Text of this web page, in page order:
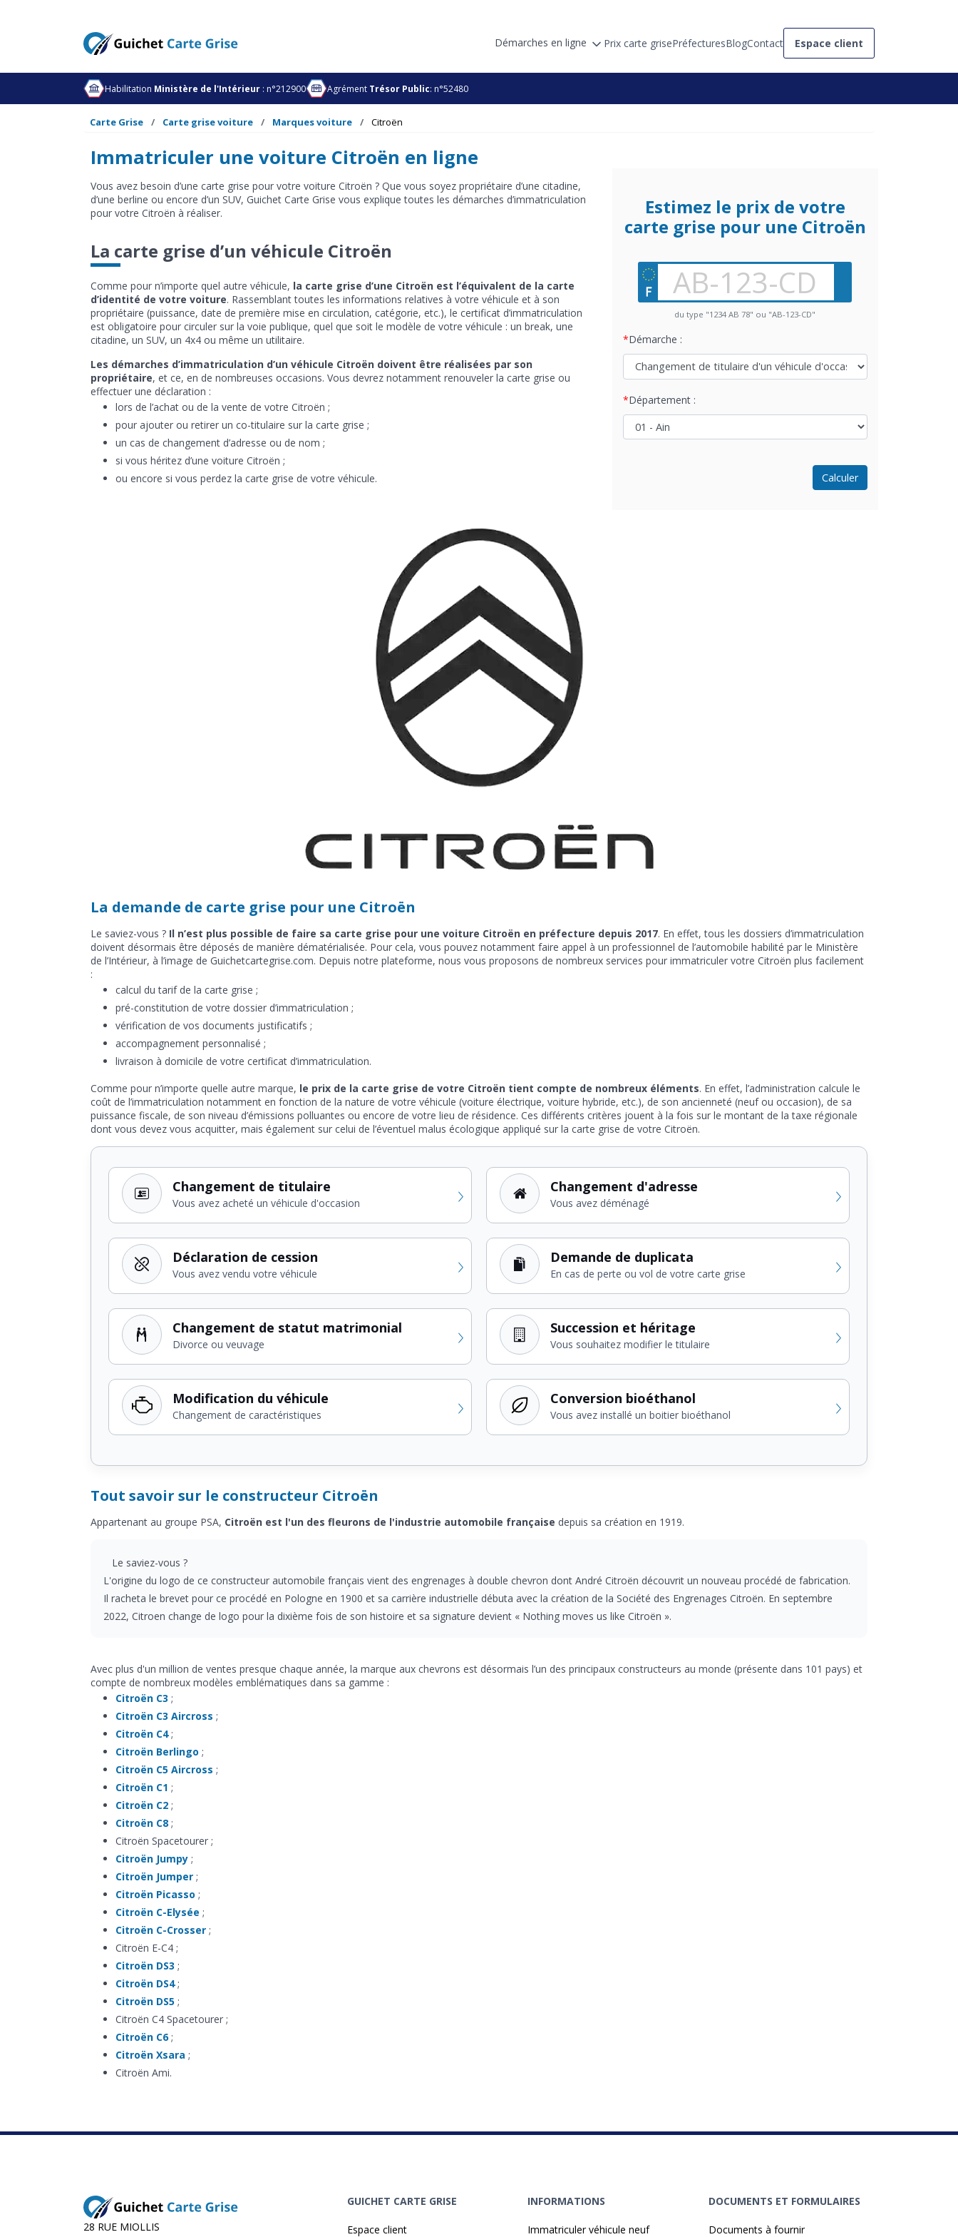
Démarches en ligne Prix carte grisePréfecturesBlogContact Espace client
Habilitation Ministère de l'Intérieur : n°212900 Agrément Trésor Public: n°52480
Carte Grise Carte grise voiture Marques voiture Citroën
Immatriculer une voiture Citroën en ligne
Vous avez besoin d’une carte grise pour votre voiture Citroën ? Que vous soyez propriétaire d’une citadine,
d’une berline ou encore d’un SUV, Guichet Carte Grise vous explique toutes les démarches d’immatriculation
pour votre Citroën à réaliser.
La carte grise d’un véhicule Citroën
Comme pour n’importe quel autre véhicule, la carte grise d’une Citroën est l’équivalent de la carte
d’identité de votre voiture. Rassemblant toutes les informations relatives à votre véhicule et à son
propriétaire (puissance, date de première mise en circulation, catégorie, etc.), le certificat d’immatriculation
est obligatoire pour circuler sur la voie publique, quel que soit le modèle de votre véhicule : un break, une
citadine, un SUV, un 4x4 ou même un utilitaire.
Les démarches d’immatriculation d’un véhicule Citroën doivent être réalisées par son
propriétaire, et ce, en de nombreuses occasions. Vous devrez notamment renouveler la carte grise ou
effectuer une déclaration :
lors de l’achat ou de la vente de votre Citroën ;
pour ajouter ou retirer un co-titulaire sur la carte grise ;
un cas de changement d’adresse ou de nom ;
si vous héritez d’une voiture Citroën ;
ou encore si vous perdez la carte grise de votre véhicule.
Estimez le prix de votre
carte grise pour une Citroën
du type "1234 AB 78" ou "AB-123-CD"
Démarche :
Département :
Calculer
La demande de carte grise pour une Citroën
Le saviez-vous ? Il n’est plus possible de faire sa carte grise pour une voiture Citroën en préfecture depuis 2017. En effet, tous les dossiers d’immatriculation
doivent désormais être déposés de manière dématérialisée. Pour cela, vous pouvez notamment faire appel à un professionnel de l’automobile habilité par le Ministère
de l’Intérieur, à l’image de Guichetcartegrise.com. Depuis notre plateforme, nous vous proposons de nombreux services pour immatriculer votre Citroën plus facilement
:
calcul du tarif de la carte grise ;
pré-constitution de votre dossier d’immatriculation ;
vérification de vos documents justificatifs ;
accompagnement personnalisé ;
livraison à domicile de votre certificat d’immatriculation.
Comme pour n’importe quelle autre marque, le prix de la carte grise de votre Citroën tient compte de nombreux éléments. En effet, l’administration calcule le
coût de l’immatriculation notamment en fonction de la nature de votre véhicule (voiture électrique, voiture hybride, etc.), de son ancienneté (neuf ou occasion), de sa
puissance fiscale, de son niveau d’émissions polluantes ou encore de votre lieu de résidence. Ces différents critères jouent à la fois sur le montant de la taxe régionale
dont vous devez vous acquitter, mais également sur celui de l’éventuel malus écologique appliqué sur la carte grise de votre Citroën.
Changement de titulaire
Vous avez acheté un véhicule d'occasion
Changement d'adresse
Vous avez déménagé
Déclaration de cession
Vous avez vendu votre véhicule
Demande de duplicata
En cas de perte ou vol de votre carte grise
Changement de statut matrimonial
Divorce ou veuvage
Succession et héritage
Vous souhaitez modifier le titulaire
Modification du véhicule
Changement de caractéristiques
Conversion bioéthanol
Vous avez installé un boitier bioéthanol
Tout savoir sur le constructeur Citroën
Appartenant au groupe PSA, Citroën est l'un des fleurons de l'industrie automobile française depuis sa création en 1919.
Le saviez-vous ?
L'origine du logo de ce constructeur automobile français vient des engrenages à double chevron dont André Citroën découvrit un nouveau procédé de fabrication.
Il racheta le brevet pour ce procédé en Pologne en 1900 et sa carrière industrielle débuta avec la création de la Société des Engrenages Citroën. En septembre
2022, Citroen change de logo pour la dixième fois de son histoire et sa signature devient « Nothing moves us like Citroën ».
Avec plus d'un million de ventes presque chaque année, la marque aux chevrons est désormais l’un des principaux constructeurs au monde (présente dans 101 pays) et
compte de nombreux modèles emblématiques dans sa gamme :
Citroën C3 ;
Citroën C3 Aircross ;
Citroën C4;
Citroën Berlingo ;
Citroën C5 Aircross ;
Citroën C1 ;
Citroën C2 ;
Citroën C8 ;
Citroën Spacetourer ;
Citroën Jumpy ;
Citroën Jumper ;
Citroën Picasso ;
Citroën C-Elysée ;
Citroën C-Crosser ;
Citroën E-C4 ;
Citroën DS3 ;
Citroën DS4;
Citroën DS5 ;
Citroën C4 Spacetourer ;
Citroën C6;
Citroën Xsara ;
Citroën Ami.
28 RUE MIOLLIS
GUICHET CARTE GRISE
Espace client
INFORMATIONS
Immatriculer véhicule neuf
DOCUMENTS ET FORMULAIRES
Documents à fournir